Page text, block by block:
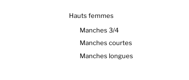
Hauts femmes
Manches 3/4
Manches courtes
Manches longues